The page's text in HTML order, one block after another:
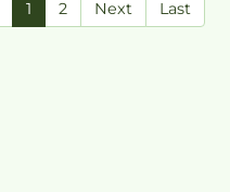
1 2 Next Last